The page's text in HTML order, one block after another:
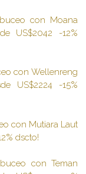
con Moana
US$2042 -12%
con Wellenreng
US$2224 -15%
con Mutiara Laut
dscto!
con Teman